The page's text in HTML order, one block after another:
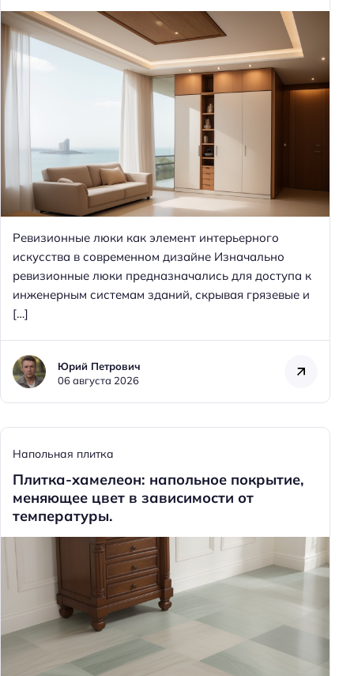
Ревизионные люки как элемент интерьерного
искусства в современном дизайне Изначально
ревизионные люки предназначались для доступа к
инженерным системам зданий, скрывая грязевые и
[…]
Юрий Петрович
06 августа 2026
Напольная плитка
Плитка-хамелеон: напольное покрытие,
меняющее цвет в зависимости от
температуры.